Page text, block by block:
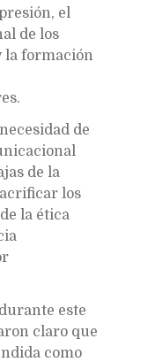
el
de los
la formación
de
de la
los
la ética
este
claro que
como